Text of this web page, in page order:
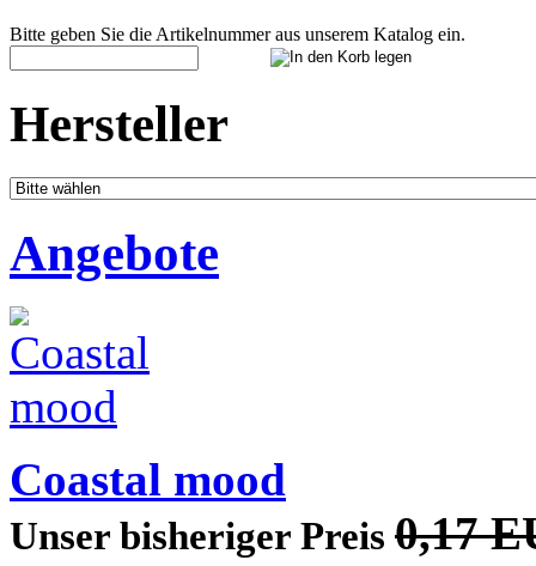
Bitte geben Sie die Artikelnummer aus unserem Katalog ein.
Hersteller
Angebote
Coastal mood
Unser bisheriger Preis 0,17